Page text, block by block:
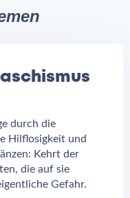
durch die
Hilflosigkeit und
Kehrt der
die auf sie
Gefahr.